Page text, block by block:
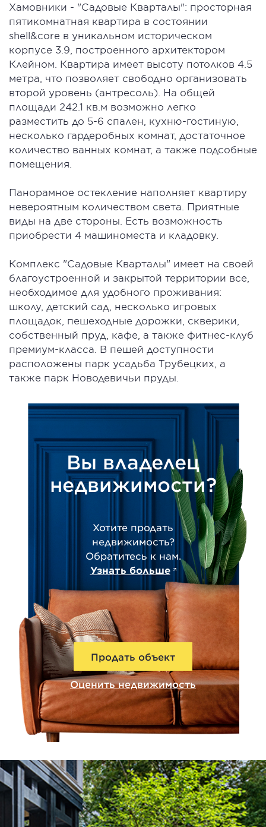
Хамовники - "Садовые Кварталы": просторная
пятикомнатная квартира в состоянии
shell&core в уникальном историческом
корпусе 3.9, построенного архитектором
Клейном. Квартира имеет высоту потолков 4.5
метра, что позволяет свободно организовать
второй уровень (антресоль). На общей
площади 242.1 кв.м возможно легко
разместить до 5-6 спален, кухню-гостиную,
несколько гардеробных комнат, достаточное
количество ванных комнат, а также подсобные
помещения.
Панорамное остекление наполняет квартиру
невероятным количеством света. Приятные
виды на две стороны. Есть возможность
приобрести 4 машиноместа и кладовку.
Комплекс "Садовые Кварталы" имеет на своей
благоустроенной и закрытой территории все,
необходимое для удобного проживания:
школу, детский сад, несколько игровых
площадок, пешеходные дорожки, скверики,
собственный пруд, кафе, а также фитнес-клуб
премиум-класса. В пешей доступности
расположены парк усадьба Трубецких, а
также парк Новодевичьи пруды.
Вы владелец
недвижимости?
Хотите продать
недвижимость?
Обратитесь к нам.
Узнать больше
Продать объект
Оценить недвижимость